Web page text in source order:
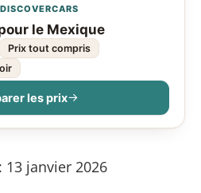
le Mexique
Prix tout compris
les prix→
janvier 2026